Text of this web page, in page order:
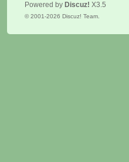
Powered by Discuz! X3.5
© 2001-2026 Discuz! Team